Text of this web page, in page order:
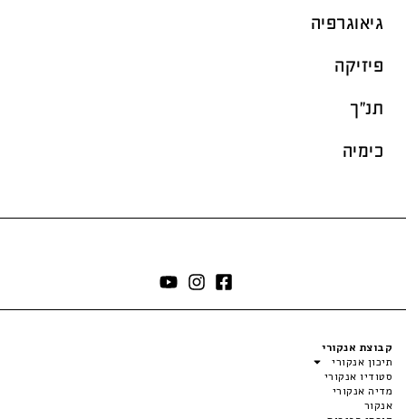
גיאוגרפיה
פיזיקה
תנ"ך
כימיה
קבוצת אנקורי
תיכון אנקורי
סטודיו אנקורי
מדיה אנקורי
אנקור